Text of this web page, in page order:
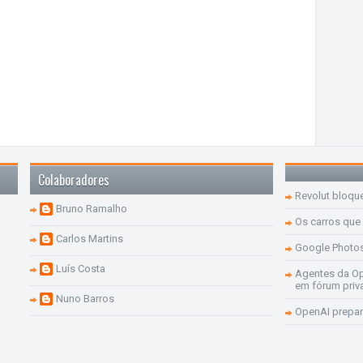
Colaboradores
Bruno Ramalho
Carlos Martins
Luís Costa
Nuno Barros
Revolut
Os carros
Google
Agentes da
em fórum
OpenAI